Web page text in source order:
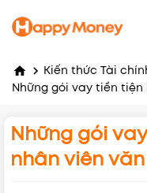
Kiến thức Tài
Những gói vay tiền
Những gói
nhân viên